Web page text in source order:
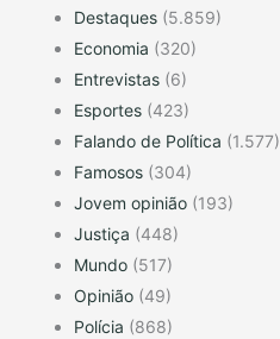
Destaques (5.859)
Economia (320)
Entrevistas (6)
Esportes (423)
Falando de Política (1.577)
Famosos (304)
Jovem opinião (193)
Justiça (448)
Mundo (517)
Opinião (49)
Polícia (868)